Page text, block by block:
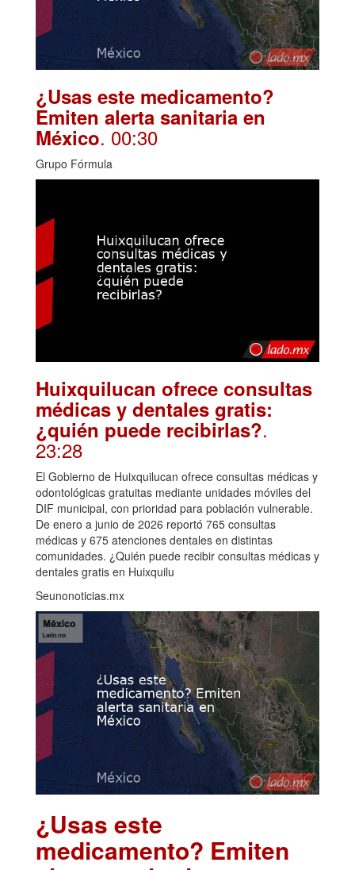
¿Usas este medicamento?
Emiten alerta sanitaria en
México. 00:30
Grupo Fórmula
Huixquilucan ofrece consultas
médicas y dentales gratis:
¿quién puede recibirlas?.
23:28
El Gobierno de Huixquilucan ofrece consultas médicas y
odontológicas gratuitas mediante unidades móviles del
DIF municipal, con prioridad para población vulnerable.
De enero a junio de 2026 reportó 765 consultas
médicas y 675 atenciones dentales en distintas
comunidades. ¿Quién puede recibir consultas médicas y
dentales gratis en Huixquilu
Seunonoticias.mx
¿Usas este
medicamento? Emiten